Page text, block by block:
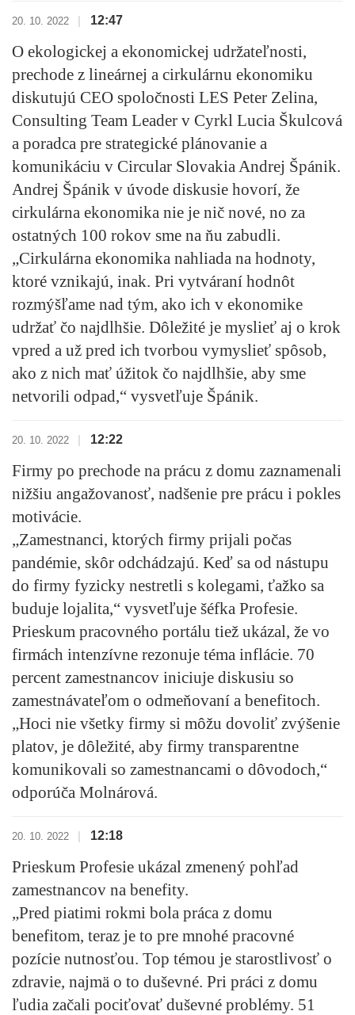
20. 10. 2022 12:47
O ekologickej a ekonomickej udržateľnosti,
prechode z lineárnej a cirkulárnu ekonomiku
diskutujú CEO spoločnosti LES Peter Zelina,
Consulting Team Leader v Cyrkl Lucia Škulcová
a poradca pre strategické plánovanie a
komunikáciu v Circular Slovakia Andrej Špánik.
Andrej Špánik v úvode diskusie hovorí, že
cirkulárna ekonomika nie je nič nové, no za
ostatných 100 rokov sme na ňu zabudli.
„Cirkulárna ekonomika nahliada na hodnoty,
ktoré vznikajú, inak. Pri vytváraní hodnôt
rozmýšľame nad tým, ako ich v ekonomike
udržať čo najdlhšie. Dôležité je myslieť aj o krok
vpred a už pred ich tvorbou vymyslieť spôsob,
ako z nich mať úžitok čo najdlhšie, aby sme
netvorili odpad,“ vysvetľuje Špánik.
20. 10. 2022 12:22
Firmy po prechode na prácu z domu zaznamenali
nižšiu angažovanosť, nadšenie pre prácu i pokles
motivácie.
„Zamestnanci, ktorých firmy prijali počas
pandémie, skôr odchádzajú. Keď sa od nástupu
do firmy fyzicky nestretli s kolegami, ťažko sa
buduje lojalita,“ vysvetľuje šéfka Profesie.
Prieskum pracovného portálu tiež ukázal, že vo
firmách intenzívne rezonuje téma inflácie. 70
percent zamestnancov iniciuje diskusiu so
zamestnávateľom o odmeňovaní a benefitoch.
„Hoci nie všetky firmy si môžu dovoliť zvýšenie
platov, je dôležité, aby firmy transparentne
komunikovali so zamestnancami o dôvodoch,“
odporúča Molnárová.
20. 10. 2022 12:18
Prieskum Profesie ukázal zmenený pohľad
zamestnancov na benefity.
„Pred piatimi rokmi bola práca z domu
benefitom, teraz je to pre mnohé pracovné
pozície nutnosťou. Top témou je starostlivosť o
zdravie, najmä o to duševné. Pri práci z domu
ľudia začali pociťovať duševné problémy. 51